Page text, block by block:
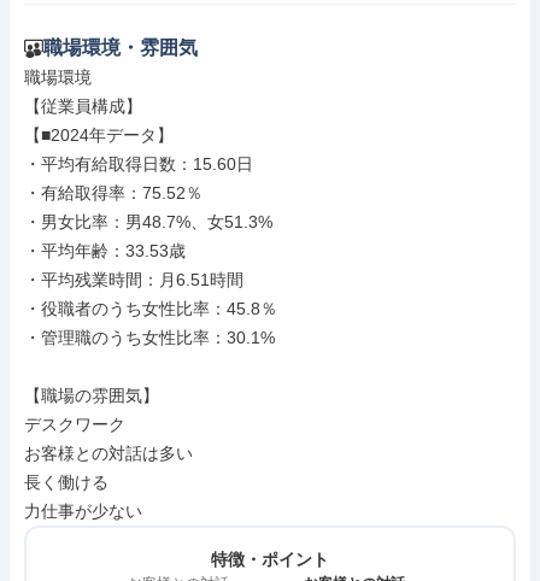
職場環境・雰囲気
職場環境
【従業員構成】
【■2024年データ】
・平均有給取得日数：15.60日
・有給取得率：75.52％
・男女比率：男48.7%、女51.3%
・平均年齢：33.53歳
・平均残業時間：月6.51時間
・役職者のうち女性比率：45.8％
・管理職のうち女性比率：30.1%
【職場の雰囲気】
デスクワーク
お客様との対話は多い
長く働ける
力仕事が少ない
特徴・ポイント